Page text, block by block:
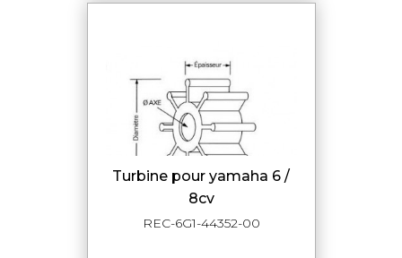
turbine pour yamaha 6 /
8cv
REC-6G1-44352-00